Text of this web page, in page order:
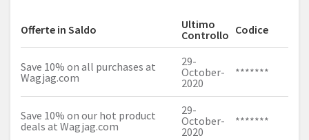
Offerte in Saldo
Ultimo
Controllo Codice
Save 10% on all purchases at
Wagjag.com
29-
October-
2020
*******
Save 10% on our hot product
deals at Wagjag.com
29-
October-
2020
*******